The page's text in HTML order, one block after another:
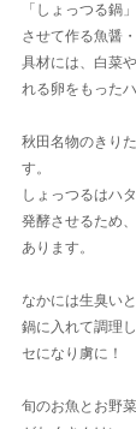
「しょっつる鍋
させて作る魚醤
具材には、白菜
れる卵をもった
秋田名物のきり
す。
しょっつるはハ
発酵させるため
あります。
なかには生臭い
鍋に入れて調理
セになり虜に！
旬のお魚とお野